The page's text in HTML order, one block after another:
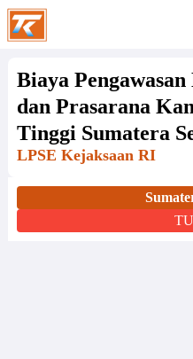
Biaya
dan Prasarana
Tinggi Sumatera
LPSE Kejaksaan RI